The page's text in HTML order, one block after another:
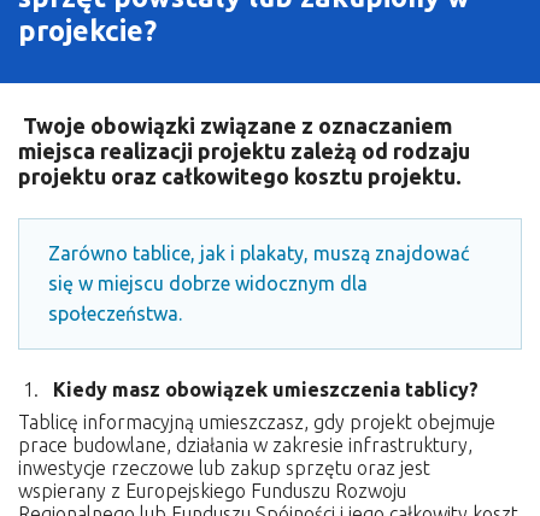
O Programie
Punkty informacyjne
projekcie?
Twoje obowiązki związane z oznaczaniem
miejsca realizacji projektu zależą od rodzaju
projektu oraz całkowitego kosztu projektu.
Zarówno tablice, jak i plakaty, muszą znajdować
się w miejscu dobrze widocznym dla
społeczeństwa.
1.
Kiedy masz obowiązek umieszczenia tablicy?
Tablicę informacyjną umieszczasz, gdy projekt obejmuje
prace budowlane, działania w zakresie infrastruktury,
inwestycje rzeczowe lub zakup sprzętu oraz jest
wspierany z Europejskiego Funduszu Rozwoju